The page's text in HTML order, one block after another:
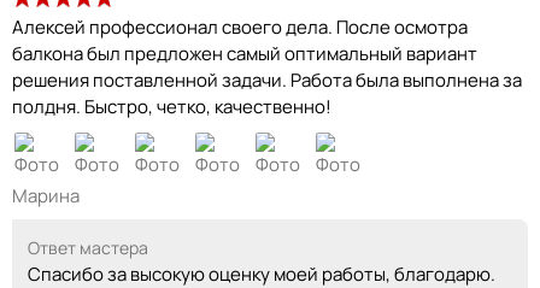
Алексей профессионал своего дела. После осмотра
балкона был предложен самый оптимальный вариант
решения поставленной задачи. Работа была выполнена за
полдня. Быстро, четко, качественно!
Марина
Ответ мастера
Спасибо за высокую оценку моей работы, благодарю.